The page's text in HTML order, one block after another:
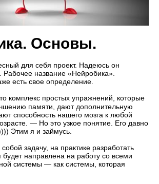
Основы.
для себя проект. Надеюсь он
Рабочее название «Нейробика».
есть свое определение.
комплекс простых упражнений, которые
памяти, дают дополнительную
способность нашего мозга к любой
— Но это узкое понятие. Его давно
Этим я и займусь.
задачу, на практике разработать
будет направлена на работу со всеми
системы — как системы, которая